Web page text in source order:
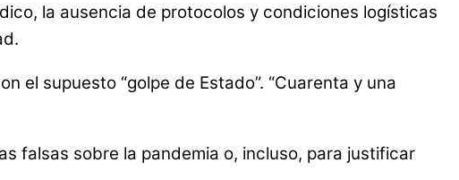
la ausencia de protocolos y condiciones logísticas
el supuesto “golpe de Estado”. “Cuarenta y una
falsas sobre la pandemia o, incluso, para justificar